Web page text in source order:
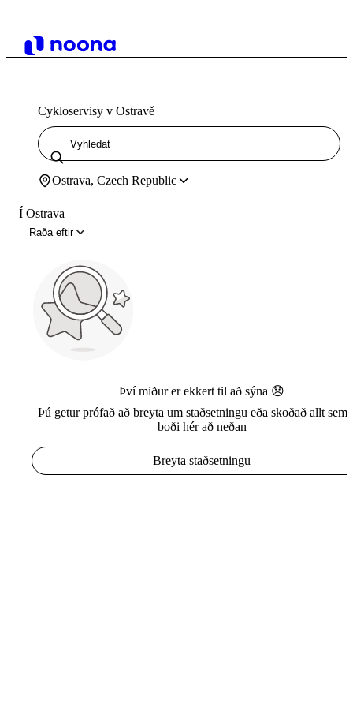
Cykloservisy v Ostravě
Ostrava, Czech Republic
Í Ostrava
Raða eftir
Því miður er ekkert til að sýna 😞
Þú getur prófað að breyta um staðsetningu eða skoðað allt sem
boði hér að neðan
Breyta staðsetningu